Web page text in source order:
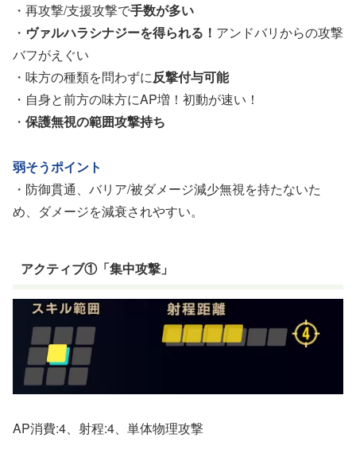
・再攻撃/支援攻撃で手数が多い
・ ヴァルハラシナジーを得られる！ アンドバリからの攻撃
バフがえぐい
・味方の種類を問わずに反撃付与可能
・自身と前方の味方にAP増！初動が速い！
・ 保護無視の範囲攻撃持ち
弱そうポイント
・防御貫通、バリア/被ダメージ減少無視を持たないた
め、ダメージを減衰されやすい。
アクティブ①「集中攻撃」
AP消費:4、射程:4、単体物理攻撃